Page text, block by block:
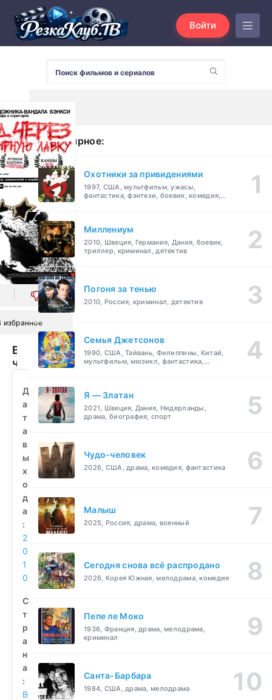
Войти
0
избранное
Выход
через
лавку
(2010)
смотреть
бесплатно
Д
а
т
а
в
ы
х
о
д
а
:
2
0
1
0
С
т
р
а
н
а
:
В
Популярное:
Охотники за привидениями
1997, США, мультфильм, ужасы,
фантастика, фэнтези, боевик, комедия,
Миллениум
2010, Швеция, Германия, Дания, боевик,
триллер, криминал, детектив
Погоня за тенью
2010, Россия, криминал, детектив
Семья Джетсонов
1990, США, Тайвань, Филиппины, Китай,
мультфильм, мюзикл, фантастика,
Я — Златан
2021, Швеция, Дания, Нидерланды,
драма, биография, спорт
Чудо-человек
2026, США, драма, комедия, фантастика
Малыш
2025, Россия, драма, военный
Сегодня снова всё распродано
2026, Корея Южная, мелодрама, комедия
Пепе ле Моко
1936, Франция, драма, мелодрама,
криминал
Санта-Барбара
1984, США, драма, мелодрама